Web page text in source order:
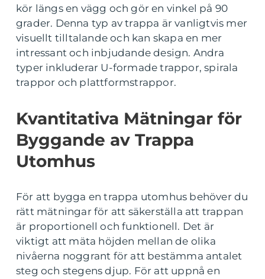
kör längs en vägg och gör en vinkel på 90
grader. Denna typ av trappa är vanligtvis mer
visuellt tilltalande och kan skapa en mer
intressant och inbjudande design. Andra
typer inkluderar U-formade trappor, spirala
trappor och plattformstrappor.
Kvantitativa Mätningar för
Byggande av Trappa
Utomhus
För att bygga en trappa utomhus behöver du
rätt mätningar för att säkerställa att trappan
är proportionell och funktionell. Det är
viktigt att mäta höjden mellan de olika
nivåerna noggrant för att bestämma antalet
steg och stegens djup. För att uppnå en